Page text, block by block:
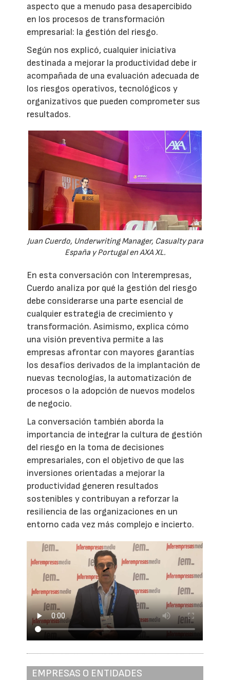
aspecto que a menudo pasa desapercibido
en los procesos de transformación
empresarial: la gestión del riesgo.
Según nos explicó, cualquier iniciativa
destinada a mejorar la productividad debe ir
acompañada de una evaluación adecuada de
los riesgos operativos, tecnológicos y
organizativos que pueden comprometer sus
resultados.
Juan Cuerdo, Underwriting Manager, Casualty para
España y Portugal en AXA XL.
En esta conversación con Interempresas,
Cuerdo analiza por qué la gestión del riesgo
debe considerarse una parte esencial de
cualquier estrategia de crecimiento y
transformación. Asimismo, explica cómo
una visión preventiva permite a las
empresas afrontar con mayores garantías
los desafíos derivados de la implantación de
nuevas tecnologías, la automatización de
procesos o la adopción de nuevos modelos
de negocio.
La conversación también aborda la
importancia de integrar la cultura de gestión
del riesgo en la toma de decisiones
empresariales, con el objetivo de que las
inversiones orientadas a mejorar la
productividad generen resultados
sostenibles y contribuyan a reforzar la
resiliencia de las organizaciones en un
entorno cada vez más complejo e incierto.
EMPRESAS O ENTIDADES